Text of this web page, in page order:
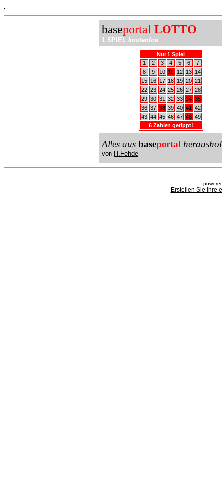
baseportal LOTTO
1 SPIEL kostenlos
Nur 1 Spiel
1
2 3 4 5 6
7
8
9 10 11 12 13
14
15
16 17 18 19 20 21
22 23 24 25 26 27 28
29 30 31 32 33 34 35
36 37 38 39 40 41 42
43 44 45 46 47 48 49
6 Zahlen getippt!
Alles aus baseportal
von H.Fehde
Erstellen Sie Ihre